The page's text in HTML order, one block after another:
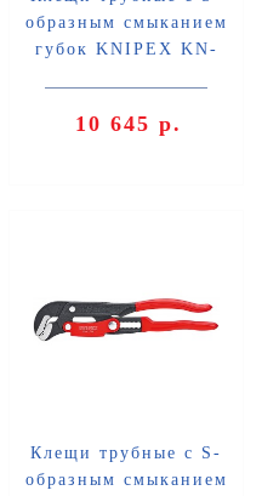
образным смыканием
губок KNIPEX KN-
10 645 р.
Клещи трубные с S-
образным смыканием